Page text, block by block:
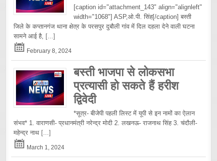
[caption id="attachment_143" align="alignleft"
width="1068"] ASP,ओ.पी. सिंह[/caption] बस्ती
जिले के कप्तानगंज थाना क्षेत्र के परसपुर दुबौली गांव में दिल दहला देने वाली घटना
सामने आई है, [...]
February 8, 2024
बस्ती भाजपा से लोकसभा
प्रत्यासी हो सकते हैं हरीश
द्विवेदी
*सूत्र- बीजेपी पहली लिस्ट में यूपी से इन नामों का ऐलान
संभव* 1. वाराणसी- प्रधानमंत्री नरेन्द्र मोदी 2. लखनऊ- राजनाथ सिंह 3. चंदौली-
महेन्द्र नाथ [...]
March 1, 2024